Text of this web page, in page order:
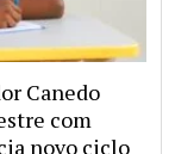
Canedo
com
novo ciclo